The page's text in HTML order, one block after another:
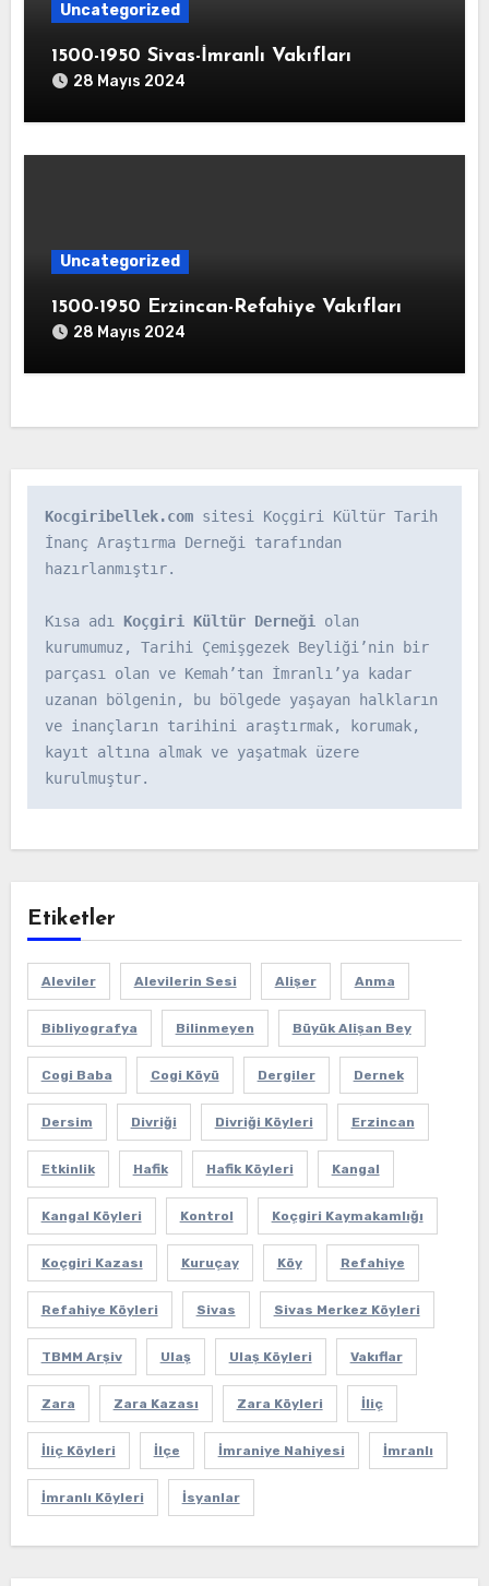
Uncategorized
1500-1950 Sivas-İmranlı Vakıfları
28 Mayıs 2024
Uncategorized
1500-1950 Erzincan-Refahiye Vakıfları
28 Mayıs 2024
Kocgiribellek.com sitesi Koçgiri Kültür Tarih
İnanç Araştırma Derneği tarafından
hazırlanmıştır.
Kısa adı Koçgiri Kültür Derneği olan
kurumumuz, Tarihi Çemişgezek Beyliği’nin bir
parçası olan ve Kemah’tan İmranlı’ya kadar
uzanan bölgenin, bu bölgede yaşayan halkların
ve inançların tarihini araştırmak, korumak,
kayıt altına almak ve yaşatmak üzere
kurulmuştur.
Etiketler
Aleviler Alevilerin Sesi Alişer Anma
Bibliyografya Bilinmeyen Büyük Alişan Bey
Cogi Baba Cogi Köyü Dergiler Dernek
Dersim Divriği Divriği Köyleri Erzincan
Etkinlik Hafik Hafik Köyleri Kangal
Kangal Köyleri Kontrol Koçgiri Kaymakamlığı
Koçgiri Kazası Kuruçay Köy Refahiye
Refahiye Köyleri Sivas Sivas Merkez Köyleri
TBMM Arşiv Ulaş Ulaş Köyleri Vakıflar
Zara Zara Kazası Zara Köyleri İliç
İliç Köyleri İlçe İmraniye Nahiyesi İmranlı
İmranlı Köyleri İsyanlar